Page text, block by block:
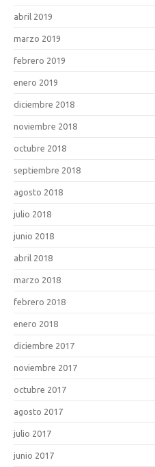
abril 2019
marzo 2019
febrero 2019
enero 2019
diciembre 2018
noviembre 2018
octubre 2018
septiembre 2018
agosto 2018
julio 2018
junio 2018
abril 2018
marzo 2018
febrero 2018
enero 2018
diciembre 2017
noviembre 2017
octubre 2017
agosto 2017
julio 2017
junio 2017